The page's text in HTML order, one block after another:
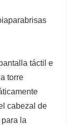
táctil e
torre
cabezal de
la